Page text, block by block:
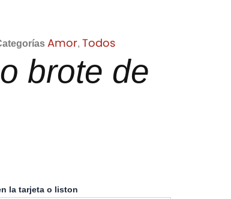
Amor, Todos
brote de
la tarjeta o liston